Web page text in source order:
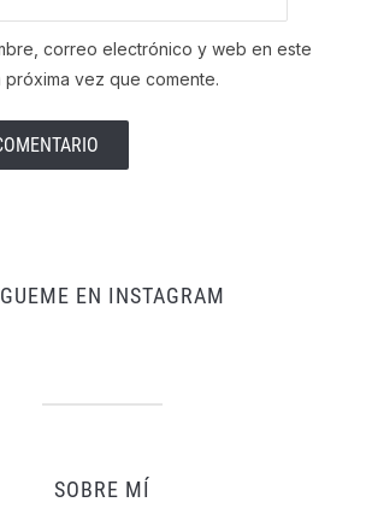
correo electrónico y web en este
vez que comente.
EN INSTAGRAM
SOBRE MÍ